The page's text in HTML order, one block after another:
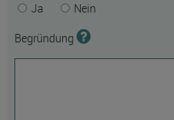
Ja
Nein
Begründung